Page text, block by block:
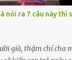
của họ. Tôi đã
ấy – và giờ, tôi chỉ
trốn chạy khỏi
nói ra 7 câu này thì
già, thậm chí cha